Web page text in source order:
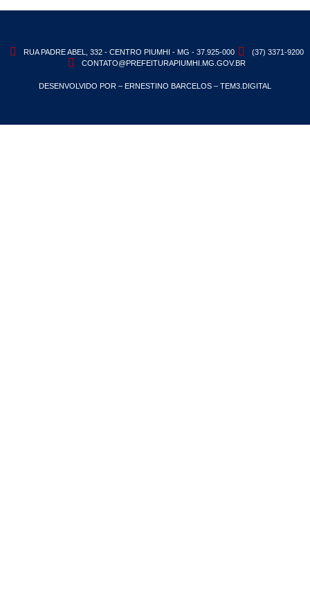
RUA PADRE ABEL, 332 - CENTRO PIUMHI - MG - 37.925-000
(37) 3371-9200
CONTATO@PREFEITURAPIUMHI.MG.GOV.BR
DESENVOLVIDO POR – ERNESTINO BARCELOS – TEM3.DIGITAL